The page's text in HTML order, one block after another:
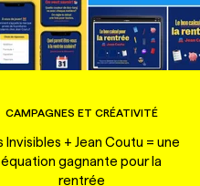
CAMPAGNES ET CRÉATIVITÉ
Invisibles + Jean Coutu = une
équation gagnante pour la
rentrée